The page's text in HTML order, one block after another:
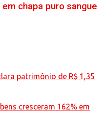
chapa puro sangue